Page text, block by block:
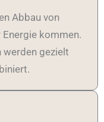
Abbau von
kommen.
werden gezielt